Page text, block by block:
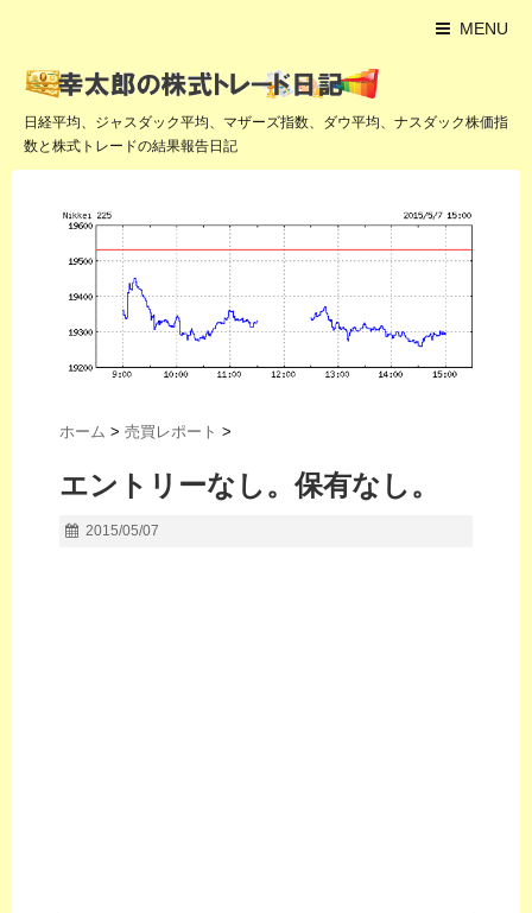
MENU
日経平均、ジャスダック平均、マザーズ指数、ダウ平均、ナスダック株価指
数と株式トレードの結果報告日記
ホーム > 売買レポート >
エントリーなし。保有なし。
2015/05/07